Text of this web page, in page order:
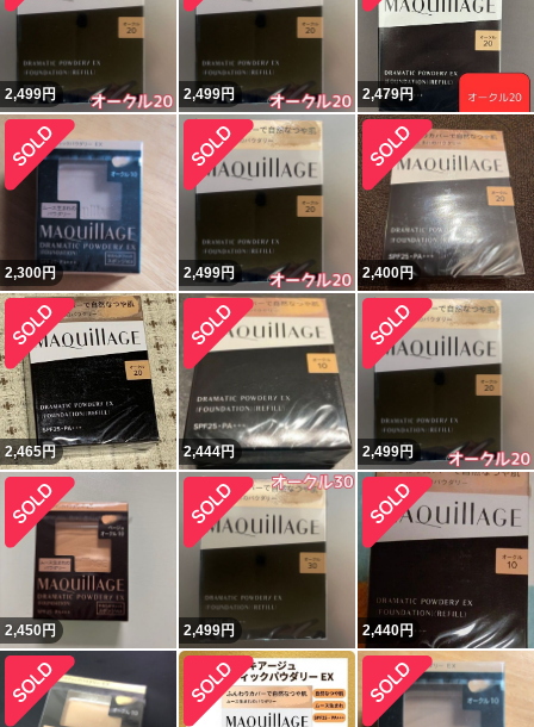
2,499円 2,499円 2,479円
2,300円 2,499円 2,400円
2,465円 2,444円 2,499円
2,450円 2,499円 2,440円